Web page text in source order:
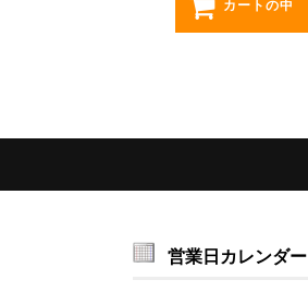
カートの中
営業日カレンダー